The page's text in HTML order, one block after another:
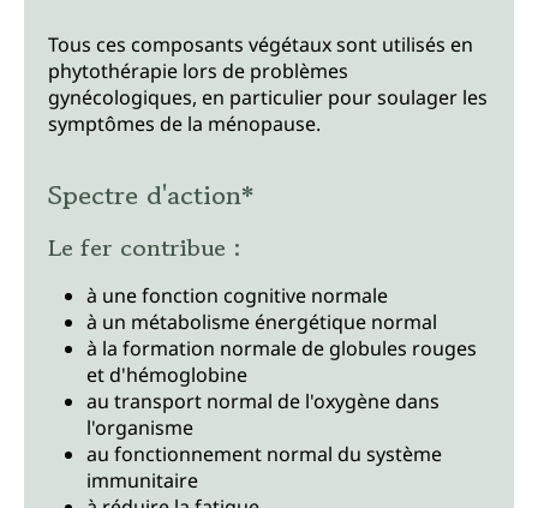
Tous ces composants végétaux sont utilisés en
phytothérapie lors de problèmes
gynécologiques, en particulier pour soulager les
symptômes de la ménopause.
Spectre d'action*
Le fer contribue :
à une fonction cognitive normale
à un métabolisme énergétique normal
à la formation normale de globules rouges
et d'hémoglobine
au transport normal de l'oxygène dans
l'organisme
au fonctionnement normal du système
immunitaire